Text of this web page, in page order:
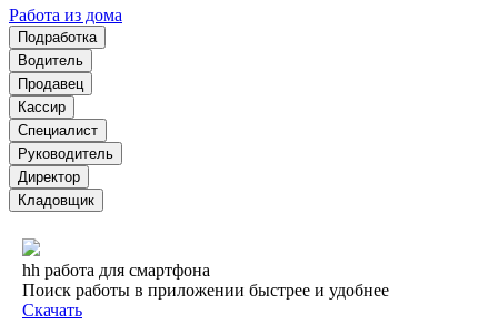
Работа из дома
Подработка
Водитель
Продавец
Кассир
Специалист
Руководитель
Директор
Кладовщик
hh работа для смартфона
Поиск работы в приложении быстрее и удобнее
Скачать